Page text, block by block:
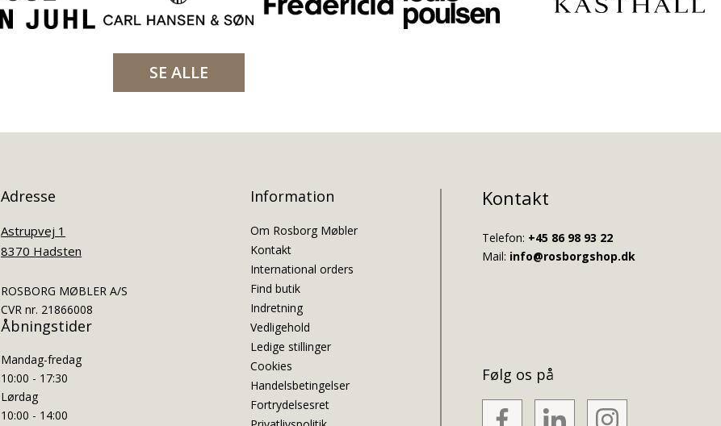
SE ALLE
Adresse
Astrupvej 1
8370 Hadsten
ROSBORG MØBLER A/S
CVR nr. 21866008
Åbningstider
Mandag-fredag
10:00 - 17:30
Lørdag
10:00 - 14:00
Information
Om Rosborg Møbler
Kontakt
International orders
Find butik
Indretning
Vedligehold
Ledige stillinger
Cookies
Handelsbetingelser
Fortrydelsesret
Kontakt
Telefon: +45 86 98 93 22
Mail: info@rosborgshop.dk
Følg os på